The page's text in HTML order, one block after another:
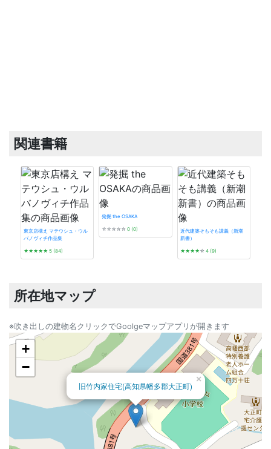
関連書籍
東京店構え マテウシュ・ウル
バノヴィチ作品集
★★★★★ 5 (84)
発掘 the OSAKA
☆☆☆☆☆ 0 (0)
近代建築そもそも講義（新潮
新書）
★★★★☆ 4 (9)
所在地マップ
※吹き出しの建物名クリックでGoolgeマップアプリが開きます
旧竹内家住宅(高知県幡多郡大正町)
×
+
−